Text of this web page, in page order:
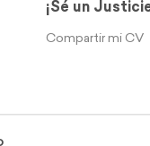
¡Sé un
Compartir mi CV